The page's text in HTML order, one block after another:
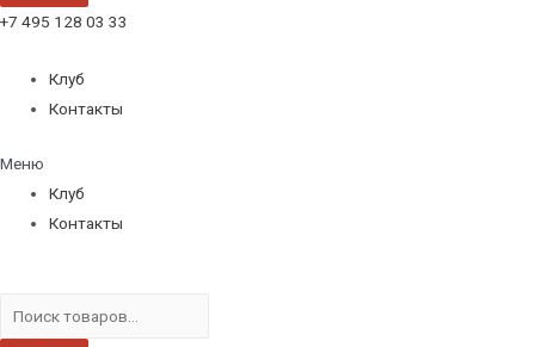
+7 495 128 03 33
Клуб
Контакты
Меню
Клуб
Контакты
товаров